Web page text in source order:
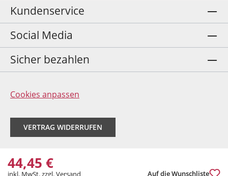
44,45 €
inkl. MwSt. zzgl. Versand Auf die Wunschliste
Kundenservice
Social Media
Sicher bezahlen
Cookies anpassen
VERTRAG WIDERRUFEN